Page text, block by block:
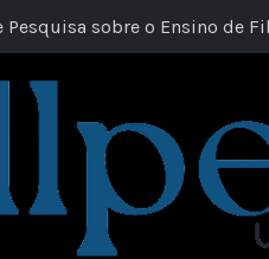
sobre o Ensino de